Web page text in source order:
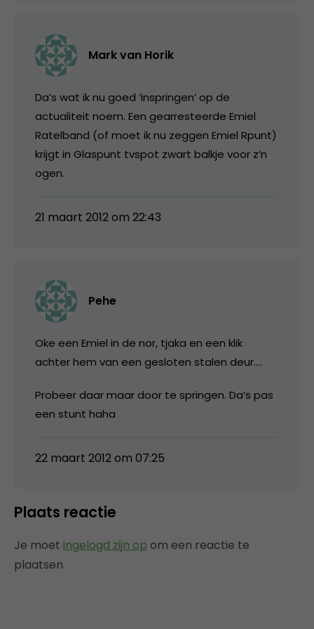
Mark van Horik
Da’s wat ik nu goed ‘inspringen’ op de
actualiteit noem. Een gearresteerde Emiel
Ratelband (of moet ik nu zeggen Emiel Rpunt)
krijgt in Glaspunt tvspot zwart balkje voor z’n
ogen.
21 maart 2012 om 22:43
Pehe
Oke een Emiel in de nor, tjaka en een klik
achter hem van een gesloten stalen deur….
Probeer daar maar door te springen. Da’s pas
een stunt haha
22 maart 2012 om 07:25
Plaats reactie
Je moet ingelogd zijn op om een reactie te
plaatsen.